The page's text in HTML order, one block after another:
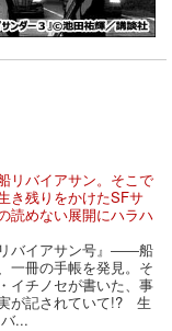
リバイアサン。そこで
き残りをかけたSFサ
読めない展開にハラハ
バイアサン号』――船
一冊の手帳を発見。そ
イチノセが書いた、事
が記されていて!? 生
...